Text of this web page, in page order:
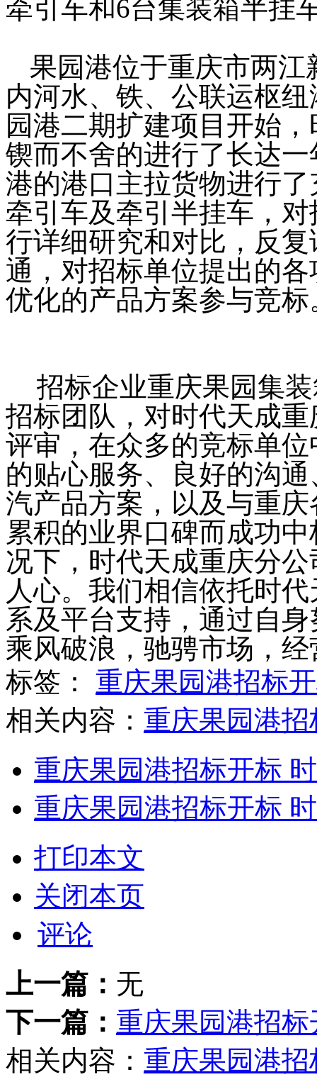
牵引车和6台集装箱半挂
果园港位于重庆市两
内河水、铁、公联运枢
园港二期扩建项目开始，
锲而不舍的进行了长达
港的港口主拉货物进行
牵引车及牵引半挂车，
行详细研究和对比，反
通，对招标单位提出的
优化的产品方案参与竞标
招标企业重庆果园集
招标团队，对时代天成
评审，在众多的竞标单
的贴心服务、良好的沟
汽产品方案，以及与重
累积的业界口碑而成功中
况下，时代天成重庆分
人心。 我们相信依托时
系及平台支持，通过自
乘风破浪，驰骋市场，
标签： 重庆果园港招标
相关内容： 重庆果园港
重庆果园港招标开标
重庆果园港招标开标
打印本文
关闭本页
评论
上一篇： 无
下一篇： 重庆果园港招
相关内容： 重庆果园港